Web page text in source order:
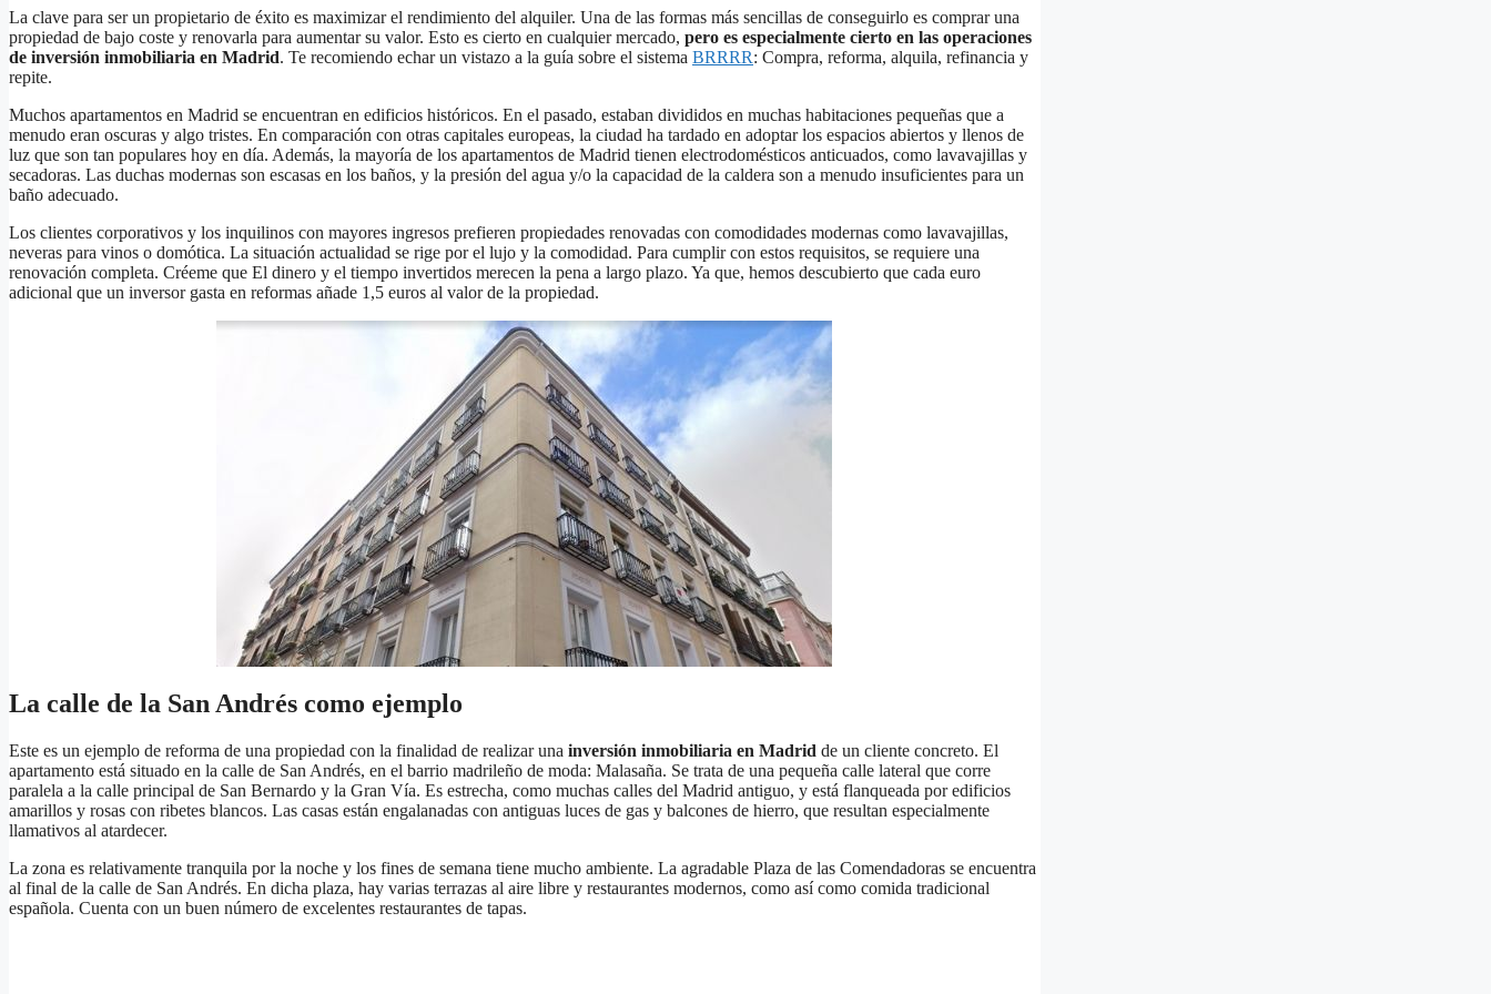
La clave para ser un propietario de éxito es maximizar el rendimiento del alquiler. Una de las formas más sencillas de conseguirlo es comprar una
propiedad de bajo coste y renovarla para aumentar su valor. Esto es cierto en cualquier mercado, pero es especialmente cierto en las operaciones
de inversión inmobiliaria en Madrid. Te recomiendo echar un vistazo a la guía sobre el sistema BRRRR: Compra, reforma, alquila, refinancia y
repite.
Muchos apartamentos en Madrid se encuentran en edificios históricos. En el pasado, estaban divididos en muchas habitaciones pequeñas que a
menudo eran oscuras y algo tristes. En comparación con otras capitales europeas, la ciudad ha tardado en adoptar los espacios abiertos y llenos de
luz que son tan populares hoy en día. Además, la mayoría de los apartamentos de Madrid tienen electrodomésticos anticuados, como lavavajillas y
secadoras. Las duchas modernas son escasas en los baños, y la presión del agua y/o la capacidad de la caldera son a menudo insuficientes para un
baño adecuado.
Los clientes corporativos y los inquilinos con mayores ingresos prefieren propiedades renovadas con comodidades modernas como lavavajillas,
neveras para vinos o domótica. La situación actualidad se rige por el lujo y la comodidad. Para cumplir con estos requisitos, se requiere una
renovación completa. Créeme que El dinero y el tiempo invertidos merecen la pena a largo plazo. Ya que, hemos descubierto que cada euro
adicional que un inversor gasta en reformas añade 1,5 euros al valor de la propiedad.
La calle de la San Andrés como ejemplo
Este es un ejemplo de reforma de una propiedad con la finalidad de realizar una inversión inmobiliaria en Madrid de un cliente concreto. El
apartamento está situado en la calle de San Andrés, en el barrio madrileño de moda: Malasaña. Se trata de una pequeña calle lateral que corre
paralela a la calle principal de San Bernardo y la Gran Vía. Es estrecha, como muchas calles del Madrid antiguo, y está flanqueada por edificios
amarillos y rosas con ribetes blancos. Las casas están engalanadas con antiguas luces de gas y balcones de hierro, que resultan especialmente
llamativos al atardecer.
La zona es relativamente tranquila por la noche y los fines de semana tiene mucho ambiente. La agradable Plaza de las Comendadoras se encuentra
al final de la calle de San Andrés. En dicha plaza, hay varias terrazas al aire libre y restaurantes modernos, como así como comida tradicional
española. Cuenta con un buen número de excelentes restaurantes de tapas.